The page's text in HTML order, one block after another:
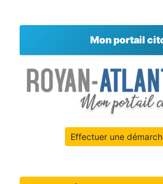
Mon portail
Effectuer une